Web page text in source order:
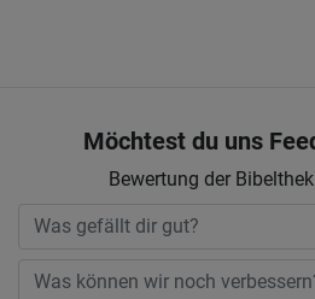
Möchtest du uns
Bewertung der Bibelthek